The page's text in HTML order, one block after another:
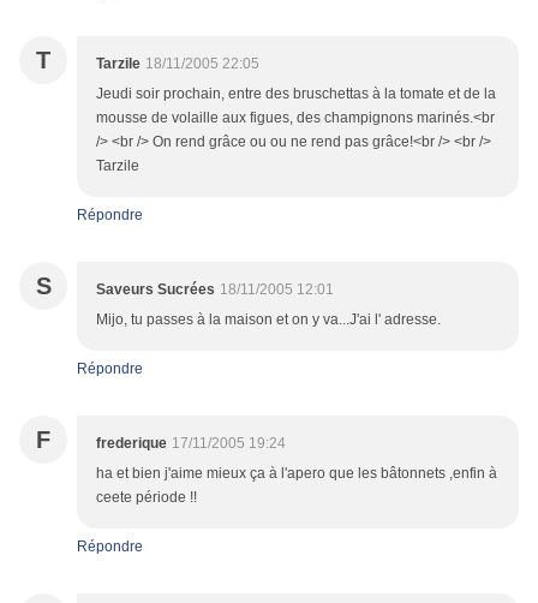
T Tarzile 18/11/2005 22:05
Jeudi soir prochain, entre des bruschettas à la tomate et de la
mousse de volaille aux figues, des champignons marinés.<br
/> <br /> On rend grâce ou ou ne rend pas grâce!<br /> <br />
Tarzile
Répondre
S Saveurs Sucrées 18/11/2005 12:01
Mijo, tu passes à la maison et on y va...J'ai l' adresse.
Répondre
F frederique 17/11/2005 19:24
ha et bien j'aime mieux ça à l'apero que les bâtonnets ,enfin à
ceete période !!
Répondre